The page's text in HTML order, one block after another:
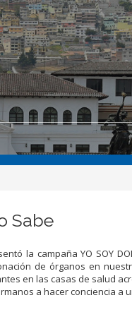
Sabe
la campaña YO SOY
de órganos en
en las casas de salud
a hacer conciencia a